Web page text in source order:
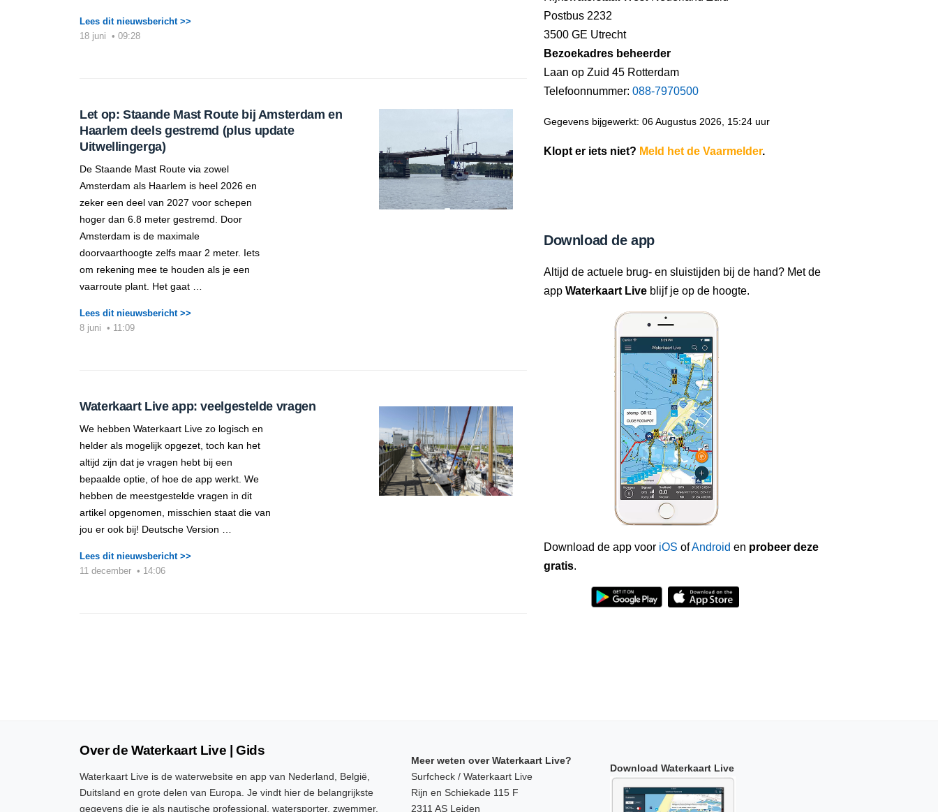
Lees dit nieuwsbericht >>
18 juni • 09:28
Let op: Staande Mast Route bij Amsterdam en
Haarlem deels gestremd (plus update
Uitwellingerga)
De Staande Mast Route via zowel
Amsterdam als Haarlem is heel 2026 en
zeker een deel van 2027 voor schepen
hoger dan 6.8 meter gestremd. Door
Amsterdam is de maximale
doorvaarthoogte zelfs maar 2 meter. Iets
om rekening mee te houden als je een
vaarroute plant. Het gaat …
Lees dit nieuwsbericht >>
8 juni • 11:09
Waterkaart Live app: veelgestelde vragen
We hebben Waterkaart Live zo logisch en
helder als mogelijk opgezet, toch kan het
altijd zijn dat je vragen hebt bij een
bepaalde optie, of hoe de app werkt. We
hebben de meestgestelde vragen in dit
artikel opgenomen, misschien staat die van
jou er ook bij! Deutsche Version …
Lees dit nieuwsbericht >>
11 december • 14:06
Postbus 2232
3500 GE Utrecht
Bezoekadres beheerder
Laan op Zuid 45 Rotterdam
Telefoonnummer: 088-7970500
Gegevens bijgewerkt: 06 Augustus 2026, 15:24 uur
Klopt er iets niet? Meld het de Vaarmelder.
Download de app
Altijd de actuele brug- en sluistijden bij de hand? Met de
app Waterkaart Live blijf je op de hoogte.
Download de app voor iOS ofAndroid en probeer deze
gratis.
Over de Waterkaart Live | Gids
Waterkaart Live is de waterwebsite en app van Nederland, België,
Duitsland en grote delen van Europa. Je vindt hier de belangrijkste
gegevens die je als nautische professional, watersporter, zwemmer,
Meer weten over Waterkaart Live?
Surfcheck / Waterkaart Live
Rijn en Schiekade 115 F
2311 AS Leiden
Download Waterkaart Live